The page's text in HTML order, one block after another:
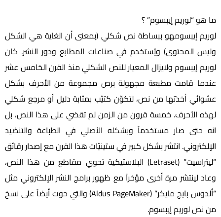
ما هو “لوريم إيبسوم” ؟
لوريم إيبسومهو ببساطة نص شكلي (بمعنى أن الغاية هي الشكل
وليس المحتوى) ويُستخدم في صناعات المطابع ودور النشر. كان
لوريم إيبسوم ولايزال المعيار للنص الشكلي منذ القرن الخامس عشر
عندما قامت مطبعة مجهولة برص مجموعة من الأحرف بشكل
عشوائي أخذتها من نص، لتكوّن كتيّب بمثابة دليل أو مرجع شكلي
لهذه الأحرف. خمسة قرون من الزمن لم تقضي على هذا النص، بل
انه حتى صار مستخدماً وبشكله الأصلي في الطباعة والتنضيد
الإلكتروني. انتشر بشكل كبير في ستينيّات هذا القرن مع إصدار رقائق
“ليتراسيت” (Letraset) البلاستيكية تحوي مقاطع من هذا النص،
وعاد لينتشر مرة أخرى مؤخراَ مع ظهور برامج النشر الإلكتروني مثل
“ألدوس بايج مايكر” (Aldus PageMaker) والتي حوت أيضاً على نسخ
من نص لوريم إيبسوم.